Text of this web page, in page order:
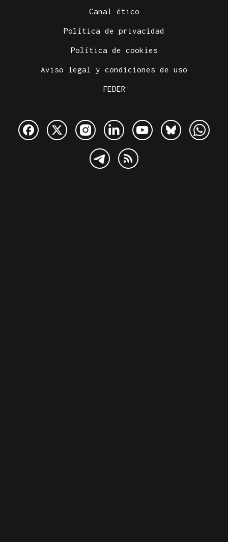
Canal ético
Política de privacidad
Política de cookies
Aviso legal y condiciones de uso
FEDER